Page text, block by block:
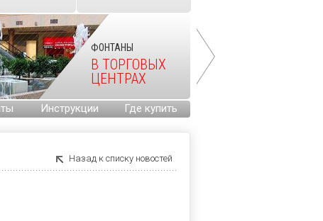
ФОНТАНЫ
В ТОРГОВЫХ
ЦЕНТРАХ
Инструкции Где купить
Назад к списку новостей